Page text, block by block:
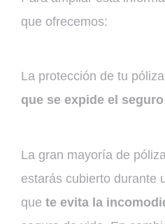
que ofrecemos:
La protección de tu
que se expide el seguro
La gran mayoría de
estarás cubierto durante
que te evita la